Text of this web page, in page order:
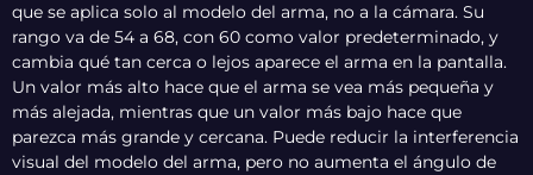
que se aplica solo al modelo del arma, no a la cámara. Su
rango va de 54 a 68, con 60 como valor predeterminado, y
cambia qué tan cerca o lejos aparece el arma en la pantalla.
Un valor más alto hace que el arma se vea más pequeña y
más alejada, mientras que un valor más bajo hace que
parezca más grande y cercana. Puede reducir la interferencia
visual del modelo del arma, pero no aumenta el ángulo de